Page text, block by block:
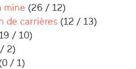
mine (26 / 12)
de carrières (12 / 13)
/ 10)
2)
/ 1)